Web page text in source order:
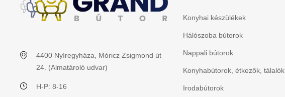
4400 Nyíregyháza, Móricz Zsigmond út
24. (Almatároló udvar)
H-P: 8-16
Konyhai készülékek
Hálószoba bútorok
Nappali bútorok
Konyhabútorok, étkezők, tálalók
Irodabútorok